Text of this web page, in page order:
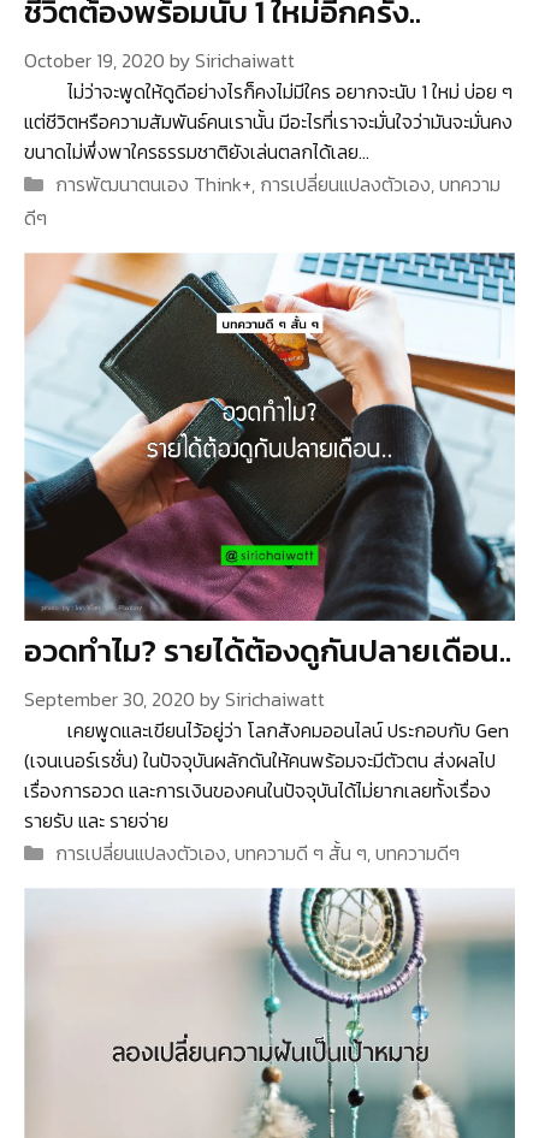
ชีวิตต้องพร้อมนับ 1 ใหม่อีกครั้ง..
October 19, 2020 bySirichaiwatt
ไม่ว่าจะพูดให้ดูดีอย่างไรก็คงไม่มีใคร อยากจะนับ 1 ใหม่ บ่อย ๆ
แต่ชีวิตหรือความสัมพันธ์คนเรานั้น มีอะไรที่เราจะมั่นใจว่ามันจะมั่นคง
ขนาดไม่พึ่งพาใครธรรมชาติยังเล่นตลกได้เลย…
Categories
การพัฒนาตนเอง Think+, การเปลี่ยนแปลงตัวเอง,บทความ
ดีๆ
อวดทำไม? รายได้ต้องดูกันปลายเดือน..
September 30, 2020 bySirichaiwatt
เคยพูดและเขียนไว้อยู่ว่า โลกสังคมออนไลน์ ประกอบกับ Gen
(เจนเนอร์เรชั่น) ในปัจจุบันผลักดันให้คนพร้อมจะมีตัวตน ส่งผลไป
เรื่องการอวด และการเงินของคนในปัจจุบันได้ไม่ยากเลยทั้งเรื่อง
รายรับ และ รายจ่าย
Categories
การเปลี่ยนแปลงตัวเอง,บทความดี ๆ สั้น ๆ,บทความดีๆ